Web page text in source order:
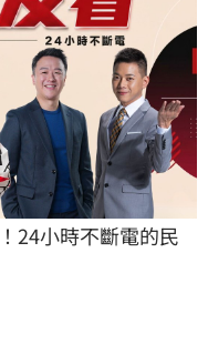
24小時不斷電的民